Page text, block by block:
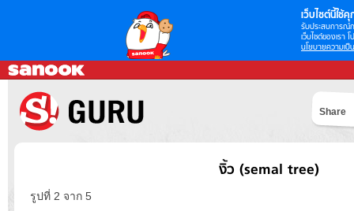
เว็บไซต์นี้ใช้คุ
รับประสบการณ์
เว็บไซต์ของเรา
นโยบายความเป็
Share
งิ้ว (semal tree)
รูปที่ 2 จาก 5